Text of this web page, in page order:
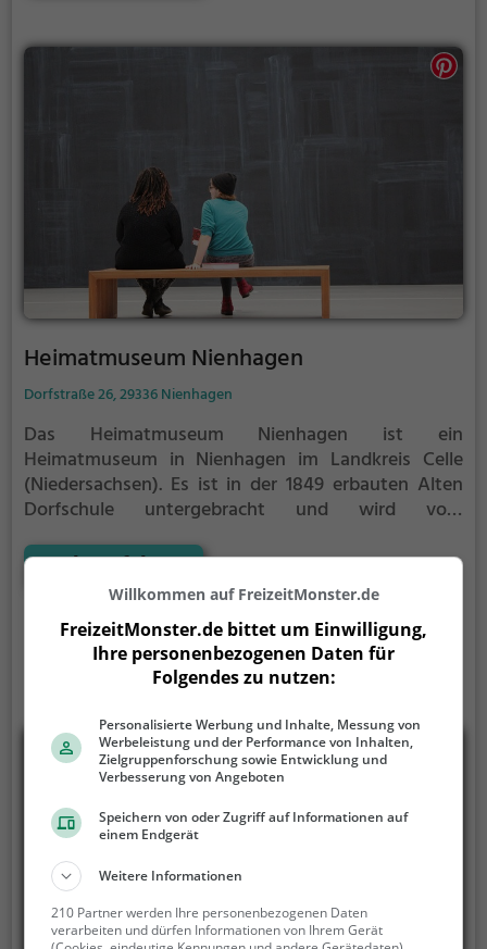
Heimatmuseum Nienhagen
Dorfstraße 26, 29336 Nienhagen
Das Heimatmuseum Nienhagen ist ein
Heimatmuseum in Nienhagen im Landkreis Celle
(Niedersachsen). Es ist in der 1849 erbauten Alten
Dorfschule untergebracht und wird vom
Ausstellungen zur Schule, einer Waschküche, einer
Webstube und von Textilien sowie einer Küche wird
in einem Raum die Geschichte der Erdölförderung in
Nienhagen behandelt. Neben einem Dorfmodell
Nienhagens und seines Ölfeldes um 1938 sind
Bücher, Bilder, Fotos und Gerätschaften zum Thema
1935 zu besichtigen, der ebenfalls vom Heimatverein
betreut wird.
Mehr erfahren
Willkommen auf FreizeitMonster.de
FreizeitMonster.de bittet um Einwilligung,
Ihre personenbezogenen Daten für
Folgendes zu nutzen:
Personalisierte Werbung und Inhalte, Messung von
Werbeleistung und der Performance von Inhalten,
Zielgruppenforschung sowie Entwicklung und
Verbesserung von Angeboten
Speichern von oder Zugriff auf Informationen auf
einem Endgerät
Weitere Informationen
210 Partner werden Ihre personenbezogenen Daten
verarbeiten und dürfen Informationen von Ihrem Gerät